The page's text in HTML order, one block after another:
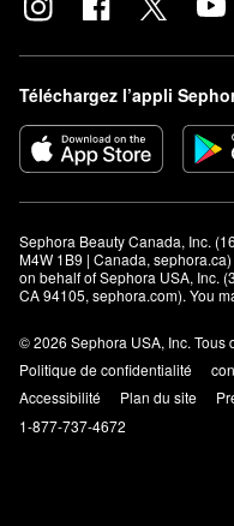
Téléchargez l’appli
Sephora Beauty Canada, Inc.
M4W 1B9 | Canada,
on behalf of Sephora USA, Inc.
CA 94105, sephora.com). You
© 2026 Sephora USA, Inc. Tous
Politique de confidentialité
Accessibilité
Plan du site
1-877-737-4672